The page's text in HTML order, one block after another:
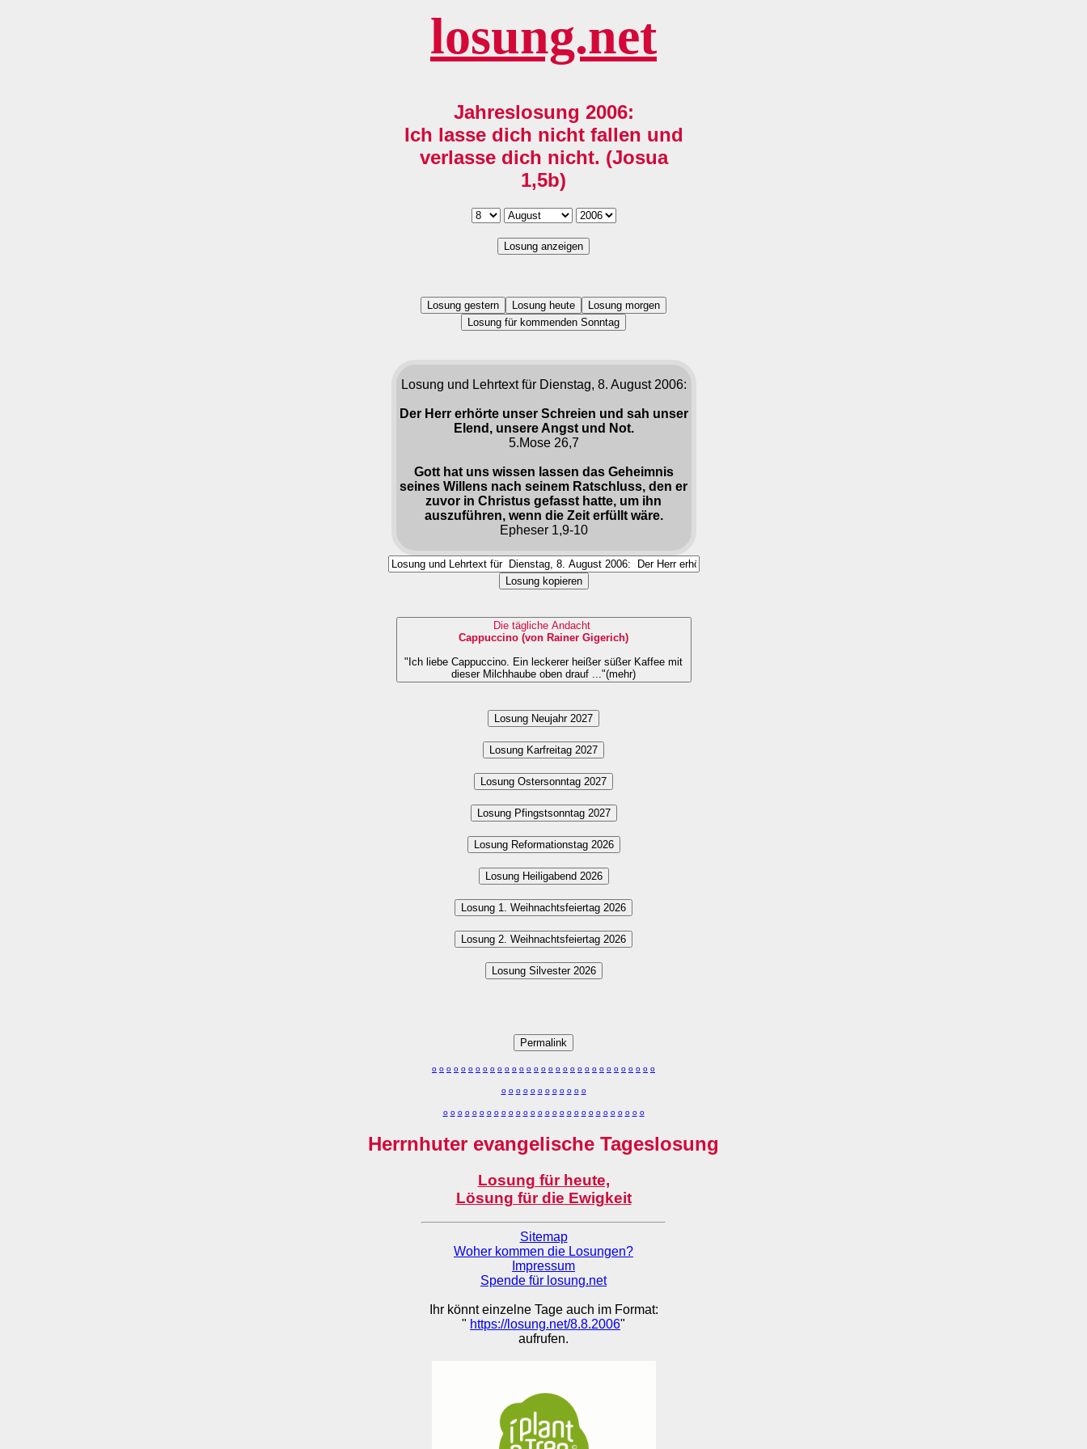
losung.net
Jahreslosung 2006:
Ich lasse dich nicht fallen und
verlasse dich nicht. (Josua
1,5b)
Losung anzeigen
Losung gestern Losung heute
Losung morgen
Losung für kommenden Sonntag
Losung und Lehrtext für Dienstag, 8. August 2006:
Der Herr erhörte unser Schreien und sah unser
Elend, unsere Angst und Not.
5.Mose 26,7
Gott hat uns wissen lassen das Geheimnis
seines Willens nach seinem Ratschluss, den er
zuvor in Christus gefasst hatte, um ihn
auszuführen, wenn die Zeit erfüllt wäre.
Epheser 1,9-10
Losung kopieren
Die tägliche Andacht
Cappuccino (von Rainer Gigerich)
"Ich liebe Cappuccino. Ein leckerer heißer süßer Kaffee mit
dieser Milchhaube oben drauf ..."(mehr)
Losung Neujahr 2027
Losung Karfreitag 2027
Losung Ostersonntag 2027
Losung Pfingstsonntag 2027
Losung Reformationstag 2026
Losung Heiligabend 2026
Losung 1. Weihnachtsfeiertag 2026
Losung 2. Weihnachtsfeiertag 2026
Losung Silvester 2026
Permalink
o o o o o o o o o o o o o o o o o o o o o o o o o o o o o o o
o o o o o o o o o o o o
o o o o o o o o o o o o o o o o o o o o o o o o o o o o
Herrnhuter evangelische Tageslosung
Losung für heute,
Lösung für die Ewigkeit
Sitemap
Woher kommen die Losungen?
Impressum
Spende für losung.net
Ihr könnt einzelne Tage auch im Format:
" https://losung.net/8.8.2006"
aufrufen.